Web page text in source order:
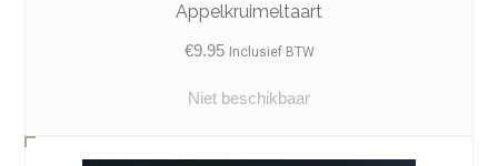
Appelkruimeltaart
€9.95 Inclusief BTW
Niet beschikbaar